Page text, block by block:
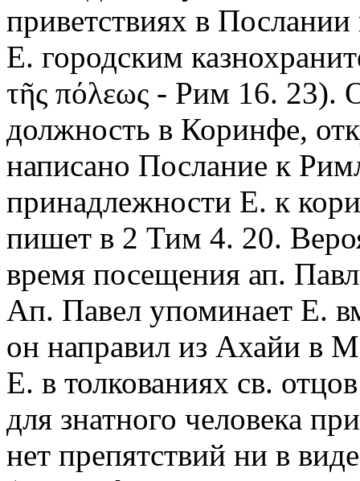
приветствиях в
Е. городским
τῆς πόλεως - Рим 16. 23).
должность в Коринфе,
написано Послание к
принадлежности Е. к
пишет в 2 Тим 4. 20.
время посещения ап.
Ап. Павел упоминает Е.
он направил из Ахайи в
Е. в толкованиях св.
для знатного человека
нет препятствий ни в